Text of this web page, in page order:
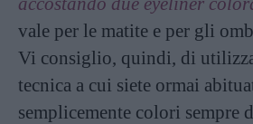
vale per le matite e per gli
Vi consiglio, quindi, di
tecnica a cui siete ormai
semplicemente colori sempre